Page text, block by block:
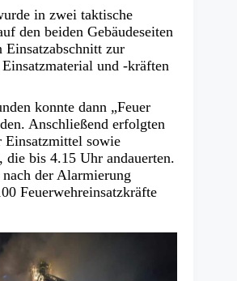
in zwei taktische
den beiden Gebäudeseiten
Einsatzabschnitt zur
und -kräften
konnte dann „Feuer
Anschließend erfolgten
Einsatzmittel sowie
die bis 4.15 Uhr andauerten.
der Alarmierung
Feuerwehreinsatzkräfte